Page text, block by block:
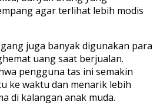
agar terlihat lebih modis
juga banyak digunakan para
uang saat berjualan.
pengguna tas ini semakin
ke waktu dan menarik lebih
di kalangan anak muda.